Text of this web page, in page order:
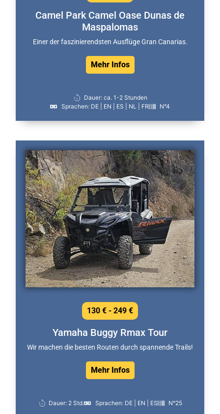
Camel Park Camel Oase Dunas de
Maspalomas
Einer der faszinierendsten Ausflüge Gran Canarias.
Mehr Infos
Dauer: ca. 1-2 Stunden
Sprachen: DE | EN | ES | NL | FR
N°4
Yamaha Buggy Rmax Tour
Wir machen die besten Routen durch spannende Trails!
Mehr Infos
130 € - 249 €
Dauer: 2 Std. Sprachen: DE | EN | ES N°25